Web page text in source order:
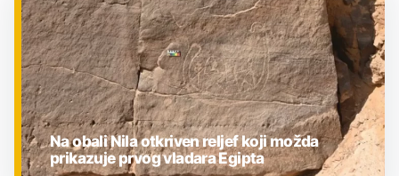
Na obali Nila otkriven reljef koji možda
prikazuje prvog vladara Egipta